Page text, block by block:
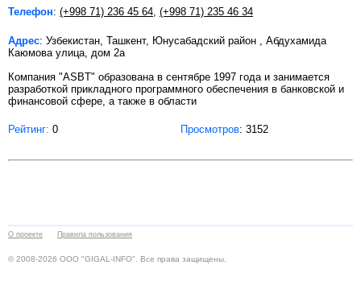
Телефон: (+998 71) 236 45 64, (+998 71) 235 46 34
Адрес: Узбекистан, Ташкент, Юнусабадский район , Абдухамида
Каюмова улица, дом 2а
Компания "ASBT" образована в сентябре 1997 года и занимается
разработкой прикладного программного обеспечения в банковской и
финансовой сфере, а также в области
Рейтинг: 0 Просмотров: 3152
О проекте Правила пользования
© 2008-2026 ООО "GIGAL-INFO". Все права защищены.